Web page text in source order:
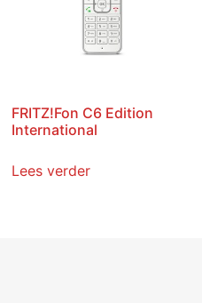
FRITZ!Fon C6 Edition
International
Lees verder